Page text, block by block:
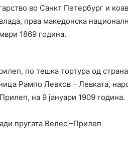
во Санкт Петербург и
прва македонска
1869 година.
по тешка тортура од
Рампо Левков – Левката,
на 9 јануари 1909 година.
пругата Велес –Прилеп